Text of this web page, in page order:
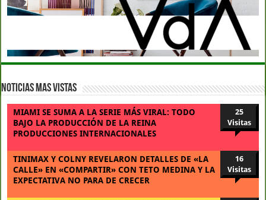
Noticias Mas Vistas
MIAMI SE SUMA A LA SERIE MÁS VIRAL: TODO
BAJO LA PRODUCCIÓN DE LA REINA
PRODUCCIONES INTERNACIONALES
25
Visitas
TINIMAX Y COLNY REVELARON DETALLES DE «LA
CALLE» EN «COMPARTIR» CON TETO MEDINA Y LA
EXPECTATIVA NO PARA DE CRECER
16
Visitas